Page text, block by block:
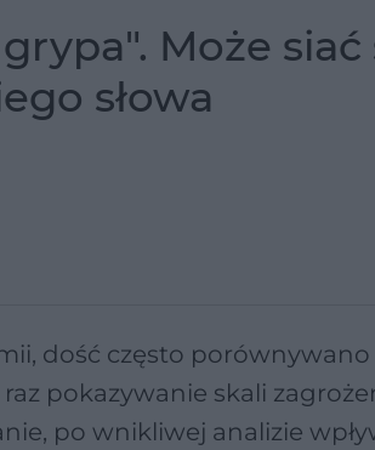
Może
słowa
dość często porównywano
pokazywanie skali
po wnikliwej analizie